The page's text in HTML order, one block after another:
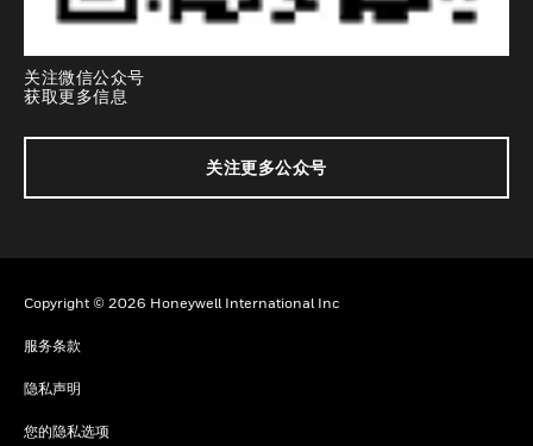
关注微信公众号
获取更多信息
关注更多公众号
Copyright © 2026 Honeywell International Inc
服务条款
隐私声明
您的隐私选项